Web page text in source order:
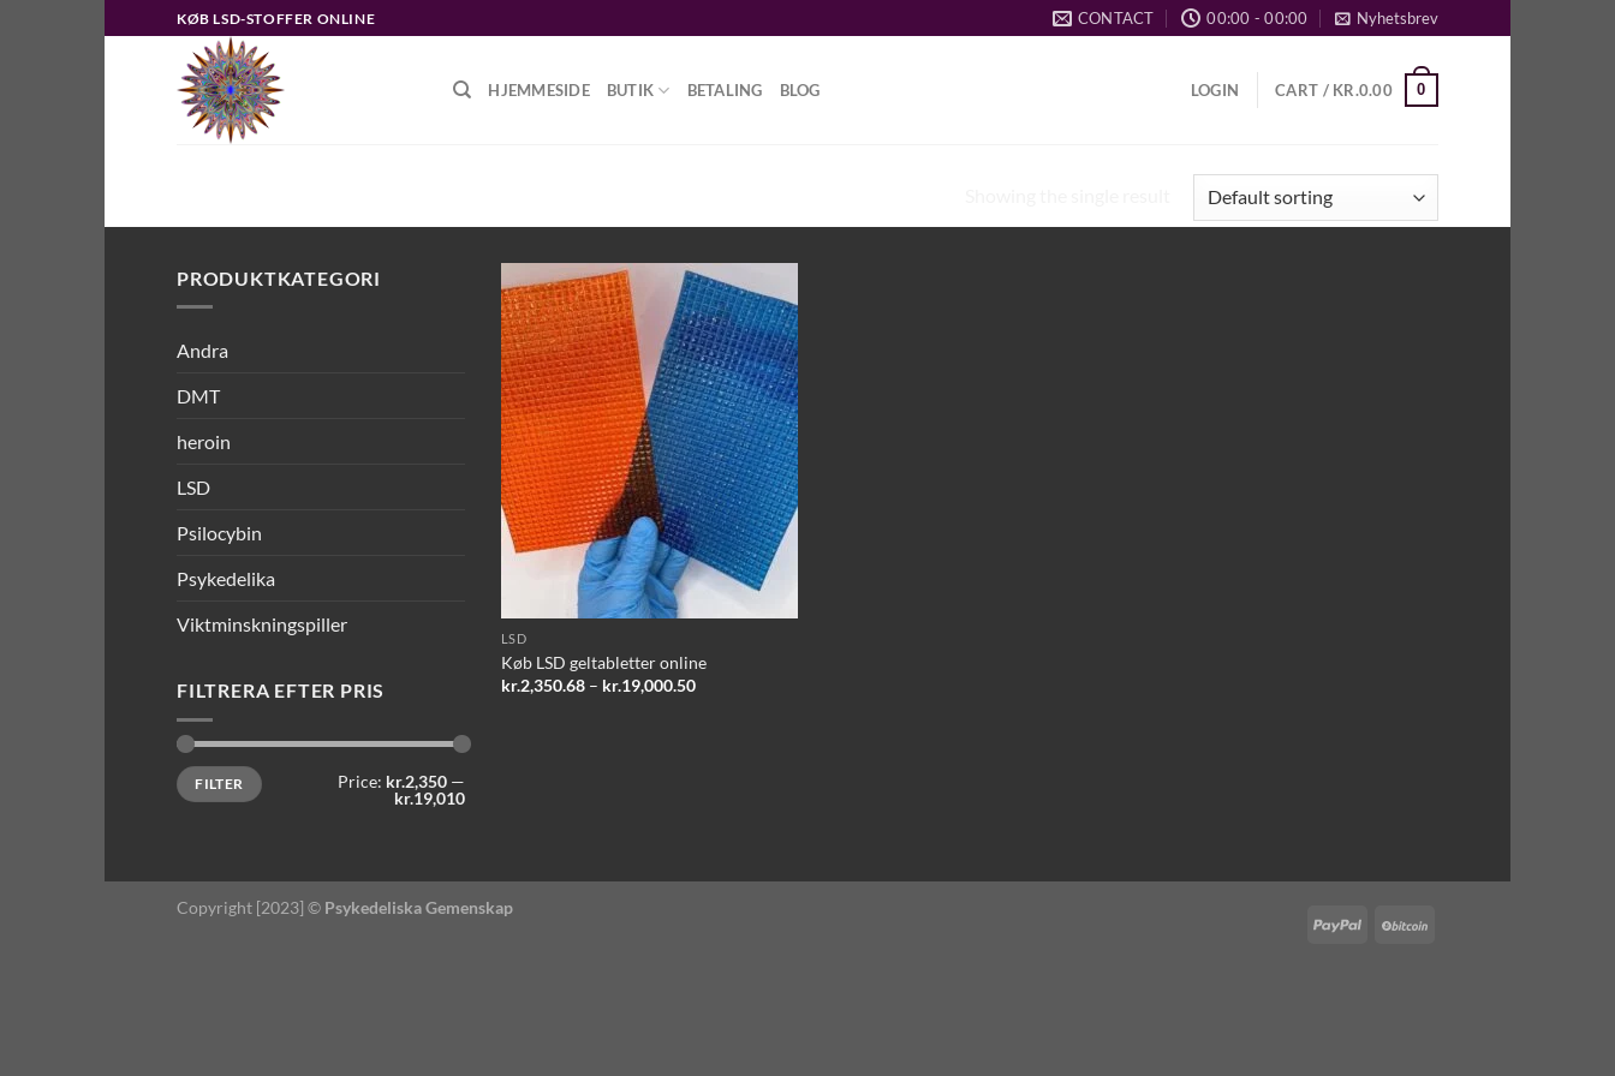
to
KØB LSD-STOFFER ONLINE CONTACT 00:00 - 00:00 Nyhetsbrev
HJEMMESIDE BUTIK BETALING BLOG LOGIN CART / KR.0.00 0
PRODUKTKATEGORI
Andra
DMT
heroin
LSD
Psilocybin
Psykedelika
Viktminskningspiller
FILTRERA EFTER PRIS
Min
price
Max
priceFILTER Price: kr.2,350 —
kr.19,010
Add to
wishlist
LSD
Køb LSD geltabletter online
kr.2,350.68 – kr.19,000.50Price
Copyright [2023] © Psykedeliska Gemenskap